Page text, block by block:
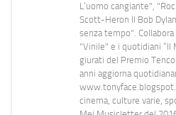
L’uomo cangiante",
Scott-Heron Il Bob
senza tempo". Collabora
"Vinile" e i quotidiani “Il
giurati del Premio
anni aggiorna
cinema, culture varie,